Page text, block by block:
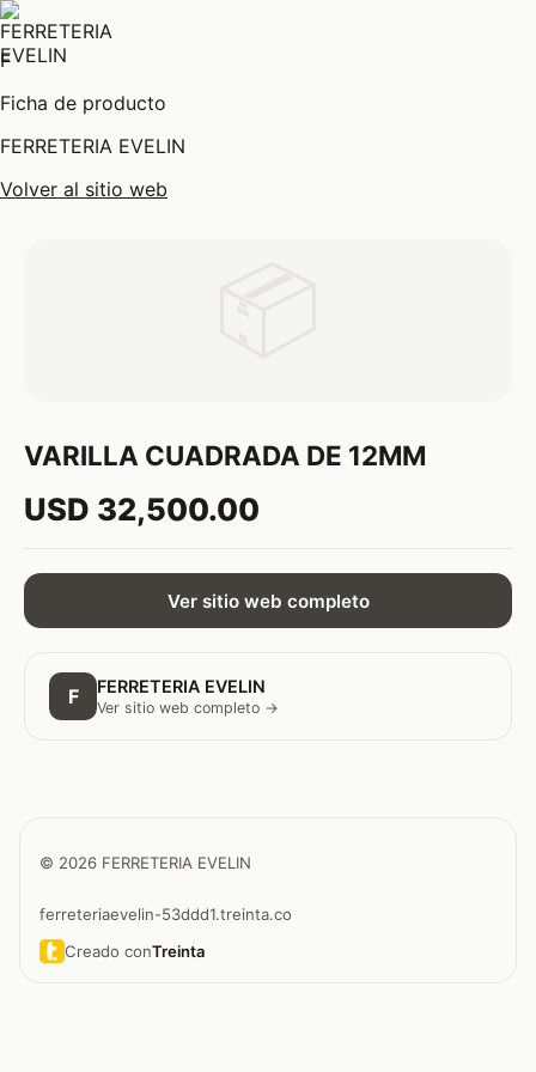
F
Ficha de producto
FERRETERIA EVELIN
Volver al sitio web
VARILLA CUADRADA DE 12MM
USD 32,500.00
Ver sitio web completo
F FERRETERIA EVELIN
Ver sitio web completo →
© 2026 FERRETERIA EVELIN
ferreteriaevelin-53ddd1.treinta.co
Creado conTreinta